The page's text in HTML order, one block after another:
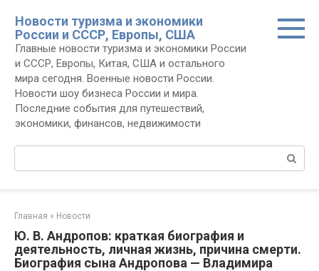
контенту
Новости туризма и экономики
России и СССР, Европы, США
Главные новости туризма и экономики России
и СССР, Европы, Китая, США и остального
мира сегодня. Военные новости России.
Новости шоу бизнеса России и мира.
Последние события для путешествий,
экономики, финансов, недвижимости
Поиск:
Главная » Новости
Ю. В. Андропов: краткая биография и
деятельность, личная жизнь, причина смерти.
Биография сына Андропова — Владимира